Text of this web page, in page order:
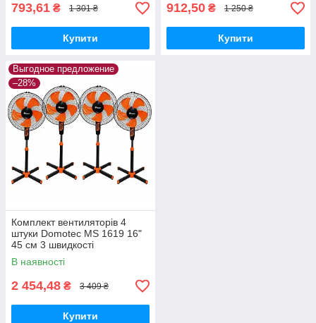
793,61 ₴ 1 301 ₴
Купити
912,50 ₴ 1 250 ₴
Купити
Выгодное предложение
–28%
Комплект вентиляторів 4
штуки Domotec MS 1619 16"
45 см 3 швидкості
В наявності
2 454,48 ₴ 3 409 ₴
Купити